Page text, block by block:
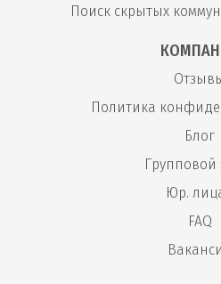
Поиск скрытых
Политика
Блог
Групповой
Юр.
FAQ